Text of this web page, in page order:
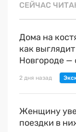
СЕЙЧАС
Дома на
как
Новгороде —
2 дня назад
Женщину
поездки в